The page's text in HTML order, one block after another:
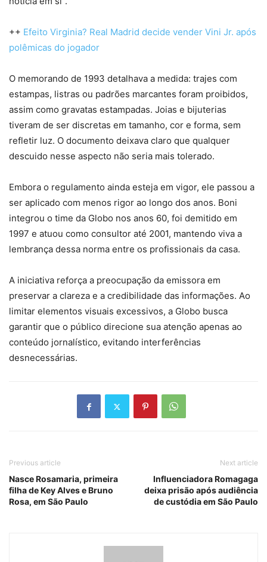
++ Efeito Virginia? Real Madrid decide vender Vini Jr. após
polêmicas do jogador
O memorando de 1993 detalhava a medida: trajes com
estampas, listras ou padrões marcantes foram proibidos,
assim como gravatas estampadas. Joias e bijuterias
tiveram de ser discretas em tamanho, cor e forma, sem
refletir luz. O documento deixava claro que qualquer
descuido nesse aspecto não seria mais tolerado.
Embora o regulamento ainda esteja em vigor, ele passou a
ser aplicado com menos rigor ao longo dos anos. Boni
integrou o time da Globo nos anos 60, foi demitido em
1997 e atuou como consultor até 2001, mantendo viva a
lembrança dessa norma entre os profissionais da casa.
A iniciativa reforça a preocupação da emissora em
preservar a clareza e a credibilidade das informações. Ao
limitar elementos visuais excessivos, a Globo busca
garantir que o público direcione sua atenção apenas ao
conteúdo jornalístico, evitando interferências
desnecessárias.
Previous article
Nasce Rosamaria, primeira
filha de Key Alves e Bruno
Rosa, em São Paulo
Next article
Influenciadora Romagaga
deixa prisão após audiência
de custódia em São Paulo